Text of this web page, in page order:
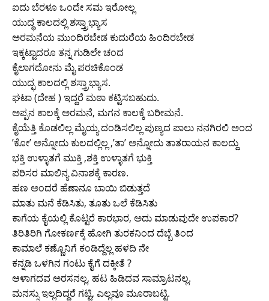
ಐದು ಬೆರಳೂ ಒಂದೇ ಸಮ ಇರೋಲ್ಲ
ಯುದ್ಧ ಕಾಲದಲ್ಲಿ ಶಸ್ತ್ರಾಭ್ಯಾಸ
ಅರಮನೆಯ ಮುಂದಿರಬೇಡ ಕುದುರೆಯ ಹಿಂದಿರಬೇಡ
ಇಕ್ಕಟ್ಟಾದರೂ ತನ್ನ ಗುಡಿಲೇ ಚಂದ
ಕೈಲಾಗದೋನು ಮೈ ಪರಚಿಕೊಂಡ
ಯುದ್ಫ ಕಾಲದಲ್ಲಿ ಶಸ್ತ್ರಾಭ್ಯಾಸ.
ಘಟಾ (ದೇಹ ) ಇದ್ದರೆ ಮಠಾ ಕಟ್ಟಿಸಬಹುದು.
ಅಪ್ಪನ ಕಾಲಕ್ಕೆ ಅರಮನೆ, ಮಗನ ಕಾಲಕ್ಕೆ ಬರೀಮನೆ.
ಕೈಯೆತ್ತಿ ಕೊಡಲಿಲ್ಲ ಮೈಯ್ಯ ದಂಡಿಸಲಿಲ್ಲ ಪುಣ್ಯದ ಪಾಲು ನನಗಿರಲಿ ಅಂದ
’ಕೋ’ ಅನ್ನೋದು ಕುಲದಲ್ಲಿಲ್ಲ ,’ತಾ’ ಅನ್ನೋದು ತಾತರಾಯನ ಕಾಲದ್ದು
ಭಕ್ತಿ ಉಳ್ಳಾತಗೆ ಮುಕ್ತಿ ,ಶಕ್ತಿ ಉಳ್ಳಾತಗೆ ಭುಕ್ತಿ
ಪರಿಸರ ಮಾಲಿನ್ಯ ವಿನಾಶಕ್ಕೆ ಕಾರಣ.
ಹಣ ಅಂದರೆ ಹೆಣಾನೂ ಬಾಯಿ ಬಿಡುತ್ತದೆ
ಮಾತು ಮನೆ ಕೆಡಿಸಿತು, ತೂತು ಒಲೆ ಕೆಡಿಸಿತು
ಕಾಗೆಯ ಕೈಯಲ್ಲಿ ಕೊಟ್ಟರೆ ಕಾರಭಾರ, ಅದು ಮಾಡುವುದೇ ಉಪಕಾರ?
ತಿರಿತಿರಿಗಿ ಗೋಕರ್ಣಕ್ಕೆ ಹೋಗಿ ತುರಕನಿಂದ ದೆಬ್ಬೆ ತಿಂದ
ಕಾಮಾಲೆ ಕಣ್ಣೊನಿಗೆ ಕಂಡಿದ್ದೆಲ್ಲ ಹಳದಿ ನೇ
ಕನ್ನಡಿ ಒಳಗಿನ ಗ೦ಟು ಕೈಗೆ ದಕ್ಕೀತೆ ?
ಆಳಾಗದವ ಅರಸನಲ್ಲ, ಹಟ ಹಿಡಿದವ ಸಾಮ್ರಾಟನಲ್ಲ.
ಮನಸ್ಸು ಇಲ್ಲದಿದ್ದರೆ ಗಟ್ಟಿ, ಎಲ್ಲವೂ ಮೂರಾಬಟ್ಟಿ.